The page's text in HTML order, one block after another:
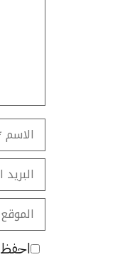
الاسم
البريد
الموقع
الإلكتروني
احفظ